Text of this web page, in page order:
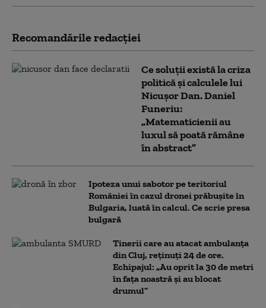
Recomandările redacţiei
Ce soluții există la criza
politică și calculele lui
Nicușor Dan. Daniel
Funeriu:
„Matematicienii au
luxul să poată rămâne
în abstract”
Ipoteza unui sabotor pe teritoriul
României în cazul dronei prăbușite în
Bulgaria, luată în calcul. Ce scrie presa
bulgară
Tinerii care au atacat ambulanța
din Cluj, reținuți 24 de ore.
Echipajul: „Au oprit la 30 de metri
în fața noastră și au blocat
drumul”